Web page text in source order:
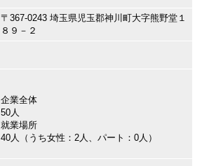
〒367-0243 埼玉県児玉郡神川町大字熊野堂１
８９－２
企業全体
50人
就業場所
40人（うち女性：2人、パート：0人）